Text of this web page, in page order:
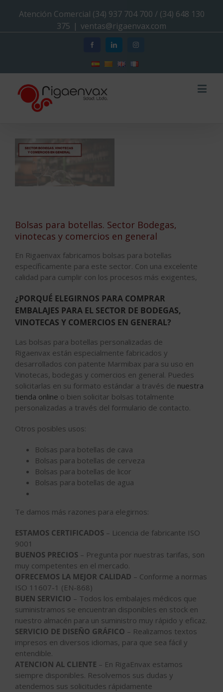
Atención Comercial (34) 937 704 700 / (34) 648 130
375 | ventas@rigaenvax.com
Bolsas para botellas. Sector Bodegas,
vinotecas y comercios en general
En Rigaenvax fabricamos bolsas para botellas
específicamente para este sector. Con una excelente
calidad para cumplir con los procesos más exigentes,
¿PORQUÉ ELEGIRNOS PARA COMPRAR
EMBALAJES PARA EL SECTOR DE BODEGAS,
VINOTECAS Y COMERCIOS EN GENERAL?
Las bolsas para botellas personalizadas de
Rigaenvax están especialmente fabricados y
desarrollados con patente Marmibax para su uso en
Vinotecas, bodegas y comercios en general. Puedes
solicitarlas en su formato estándar a través de nuestra
tienda online o bien solicitar bolsas totalmente
personalizadas a través del formulario de contacto.
Otros posibles usos:
Bolsas para botellas de cava
Bolsas para botellas de cerveza
Bolsas para botellas de licor
Bolsas para botellas de agua
Te damos más razones para elegirnos:
ESTAMOS CERTIFICADOS – Licencia de fabricante ISO
9001
BUENOS PRECIOS – Pregunta por nuestras tarifas, son
muy competentes en el mercado.
OFRECEMOS LA MEJOR CALIDAD – Conforme a normas
ISO 11607-1 (EN-868)
BUEN SERVICIO – Todos los embalajes médicos que
suministramos se encuentran disponibles en stock en
nuestro almacén para un suministro muy rápido y eficaz.
SERVICIO DE DISEÑO GRÁFICO – Realizamos textos
impresos en diversos idiomas, para que sea fácil y
entendible.
ATENCION AL CLIENTE – En RigaEnvax estamos
siempre disponibles. Resolvemos sus dudas y
atendemos sus solicitudes rápidamente